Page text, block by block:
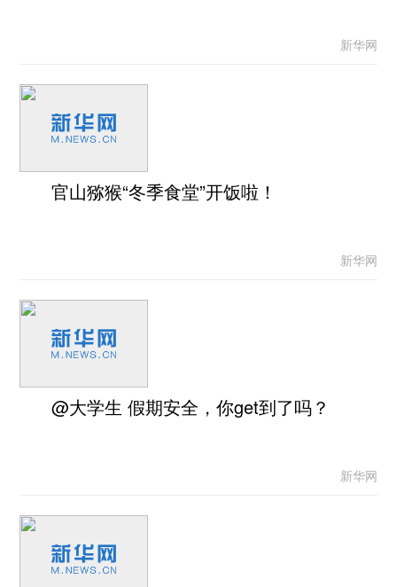
新华网
官山猕猴“冬季食堂”开饭啦！
新华网
@大学生 假期安全，你get到了吗？
新华网